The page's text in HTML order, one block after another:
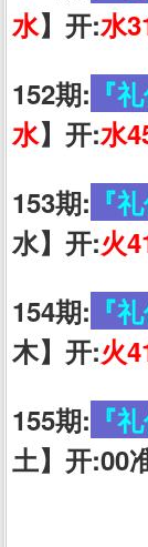
水】开:水
152期: 『
水】开:水
153期: 『
水】开:火
154期: 『
木】开:火
155期: 『
土】开:00